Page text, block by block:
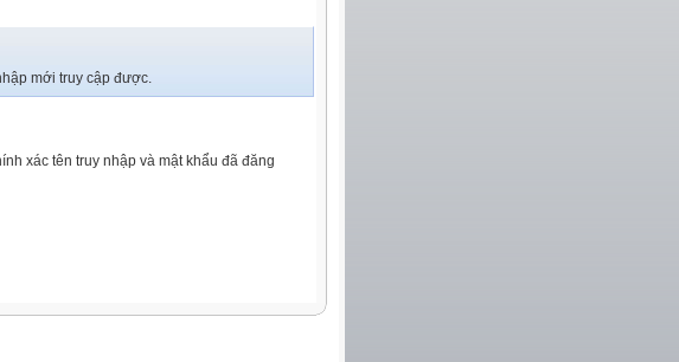
mới truy cập được.
xác tên truy nhập và mật khẩu đã đăng